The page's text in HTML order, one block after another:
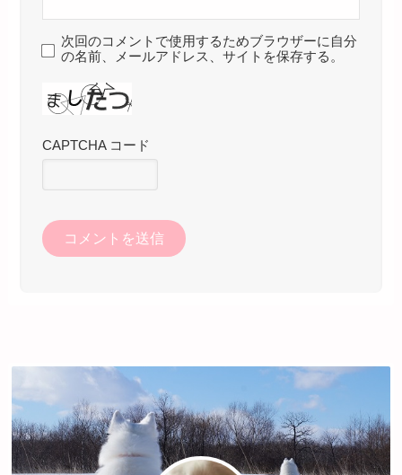
次回のコメントで使用するためブラウザーに自分
の名前、メールアドレス、サイトを保存する。
CAPTCHA コード